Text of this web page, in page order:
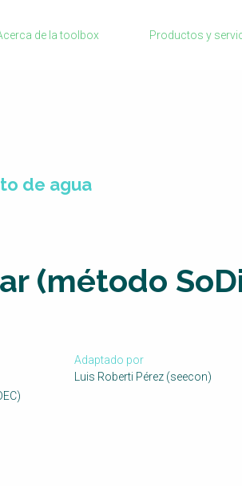
Gestión de
de la toolbox Productos y
de agua
(método
Adaptado por
Luis Roberti Pérez (seecon)